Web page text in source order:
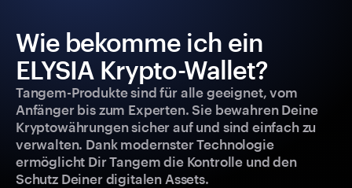
Wie bekomme ich ein
ELYSIA Krypto-Wallet?
Tangem-Produkte sind für alle geeignet, vom
Anfänger bis zum Experten. Sie bewahren Deine
Kryptowährungen sicher auf und sind einfach zu
verwalten. Dank modernster Technologie
ermöglicht Dir Tangem die Kontrolle und den
Schutz Deiner digitalen Assets.